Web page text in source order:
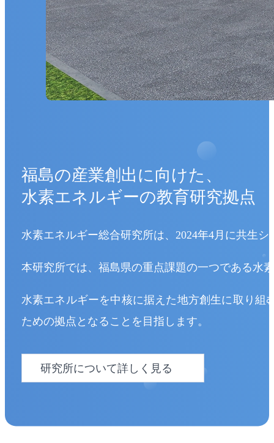
福島の産業創出に向けた、
水素エネルギーの教育研究拠点
水素エネルギー総合研究所は、2024年4月に共生
本研究所では、福島県の重点課題の一つである水
水素エネルギーを中核に据えた地方創生に取り
ための拠点となることを目指します。
研究所について詳しく見る